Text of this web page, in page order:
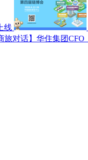
线
旅对话】华住集团